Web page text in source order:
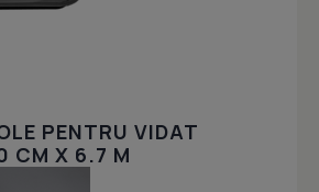
PENTRU VIDAT
CM X 6.7 M